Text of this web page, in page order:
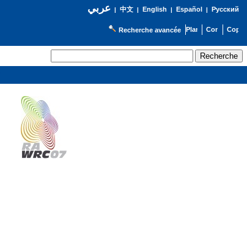
عربي| 中文| English | Español | Русский
Recherche avancée